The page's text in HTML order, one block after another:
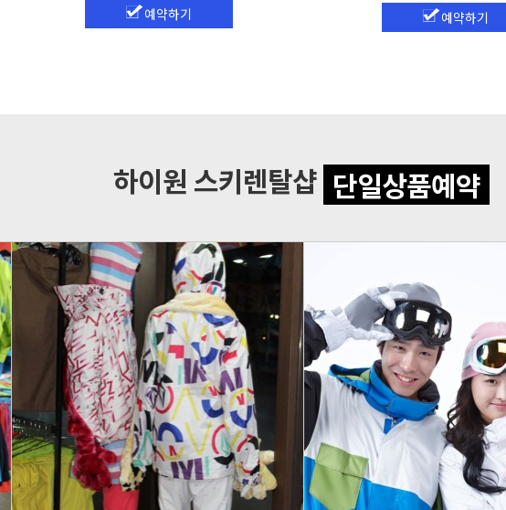
예약하기 예약하기
하이원 스키렌탈샵 단일상품예약